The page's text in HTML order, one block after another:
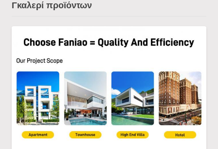
Γκαλερί προϊόντων